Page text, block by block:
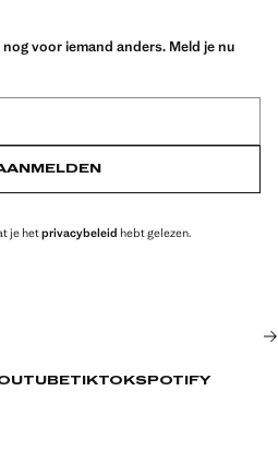
voor iemand anders. Meld je nu
je hetprivacybeleid hebt gelezen.
TIKTOKSPOTIFY